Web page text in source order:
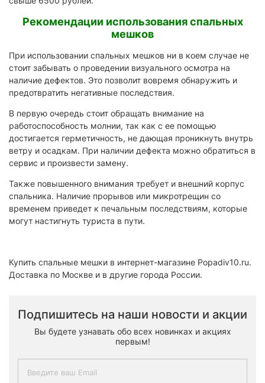
Рекомендации использования спальных
мешков
При использовании спальных мешков ни в коем случае не
стоит забывать о проведении визуального осмотра на
наличие дефектов. Это позволит вовремя обнаружить и
предотвратить негативные последствия.
В первую очередь стоит обращать внимание на
работоспособность молнии, так как с ее помощью
достигается герметичность, не дающая проникнуть внутрь
ветру и осадкам. При наличии дефекта можно обратиться в
сервис и произвести замену.
Также повышенного внимания требует и внешний корпус
спальника. Наличие прорывов или микротрещин со
временем приведет к печальным последствиям, которые
могут настигнуть туриста в пути.
Купить спальные мешки в интернет-магазине Popadiv10.ru.
Доставка по Москве и в другие города России.
Подпишитесь на наши новости и акции
Вы будете узнавать обо всех новинках и акциях
первым!